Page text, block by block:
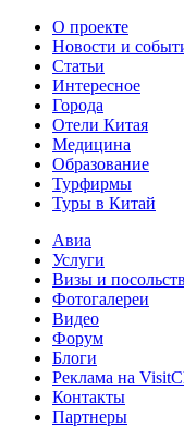
О проекте
Новости и
Статьи
Интересное
Города
Отели Китая
Медицина
Образование
Турфирмы
Туры в Китай
Авиа
Услуги
Визы и
Фотогалереи
Видео
Форум
Блоги
Реклама на
Контакты
Партнеры